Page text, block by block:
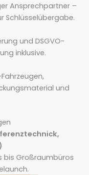
Ansprechpartner –
Schlüsselübergabe.
und DSGVO-
inklusive.
und
bis Großraumbüros